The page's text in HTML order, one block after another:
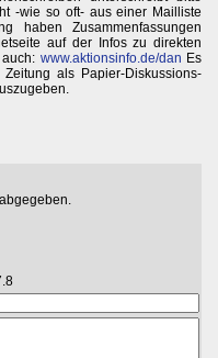
-wie so oft- aus einer Mailliste
haben Zusammenfassungen
auf der Infos zu direkten
www.aktionsinfo.de/dan Es
als Papier-Diskussions-